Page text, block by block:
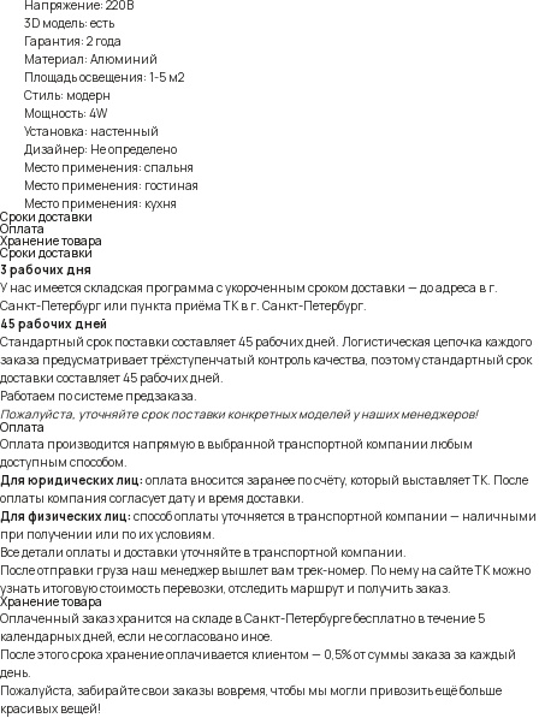
Напряжение: 220В
3D модель: есть
Гарантия: 2 года
Материал: Алюминий
Площадь освещения: 1-5 м2
Стиль: модерн
Мощность: 4W
Установка: настенный
Дизайнер: Не определено
Место применения: спальня
Место применения: гостиная
Место применения: кухня
Сроки доставки
Оплата
Хранение товара
Сроки доставки
3 рабочих дня
У нас имеется складская программа с укороченным сроком доставки — до адреса в г.
Санкт-Петербург или пункта приёма ТК в г. Санкт-Петербург.
45 рабочих дней
Стандартный срок поставки составляет 45 рабочих дней. Логистическая цепочка каждого
заказа предусматривает трёхступенчатый контроль качества, поэтому стандартный срок
доставки составляет 45 рабочих дней.
Работаем по системе предзаказа.
Пожалуйста, уточняйте срок поставки конкретных моделей у наших менеджеров!
Оплата
Оплата производится напрямую в выбранной транспортной компании любым
доступным способом.
Для юридических лиц: оплата вносится заранее по счёту, который выставляет ТК. После
оплаты компания согласует дату и время доставки.
Для физических лиц: способ оплаты уточняется в транспортной компании — наличными
при получении или по их условиям.
Все детали оплаты и доставки уточняйте в транспортной компании.
После отправки груза наш менеджер вышлет вам трек-номер. По нему на сайте ТК можно
узнать итоговую стоимость перевозки, отследить маршрут и получить заказ.
Хранение товара
Оплаченный заказ хранится на складе в Санкт-Петербурге бесплатно в течение 5
календарных дней, если не согласовано иное.
После этого срока хранение оплачивается клиентом — 0,5% от суммы заказа за каждый
день.
Пожалуйста, забирайте свои заказы вовремя, чтобы мы могли привозить ещё больше
красивых вещей!